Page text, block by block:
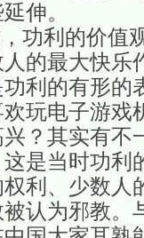
伸。
的价值观
的最大快
利的有形
玩电子游
？其实有不
是当时功
利、少数
认为邪教